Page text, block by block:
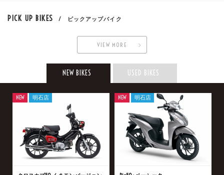
PICK UP BIKES / ピックアップバイク
VIEW MORE
NEW BIKES USED BIKES
NEW 明石店 NEW 明石店